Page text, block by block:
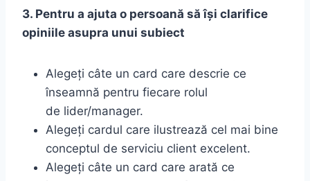
3. Pentru a ajuta o persoană să își clarifice
opiniile asupra unui subiect
Alegeți câte un card care descrie ce
înseamnă pentru fiecare rolul
de lider/manager.
Alegeți cardul care ilustrează cel mai bine
conceptul de serviciu client excelent.
Alegeți câte un card care arată ce